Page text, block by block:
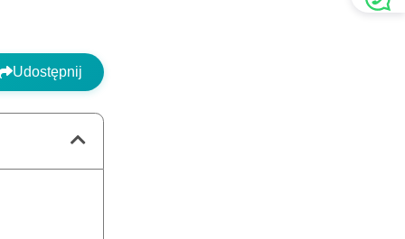
Udostępnij